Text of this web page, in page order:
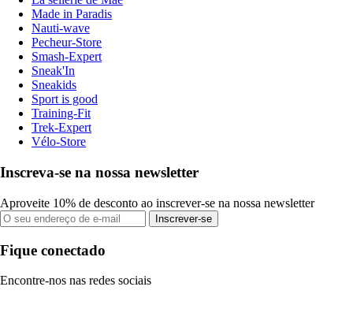
Made in Paradis
Nauti-wave
Pecheur-Store
Smash-Expert
Sneak'In
Sneakids
Sport is good
Training-Fit
Trek-Expert
Vélo-Store
Inscreva-se na nossa newsletter
Aproveite 10% de desconto ao inscrever-se na nossa newsletter
Inscrever-se
Fique conectado
Encontre-nos nas redes sociais